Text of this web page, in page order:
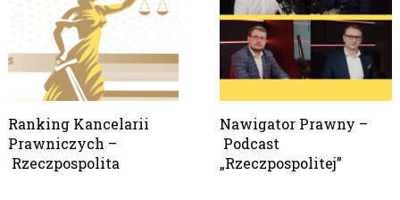
Ranking Kancelarii
Prawniczych –
Rzeczpospolita
Nawigator Prawny –
Podcast
„Rzeczpospolitej”